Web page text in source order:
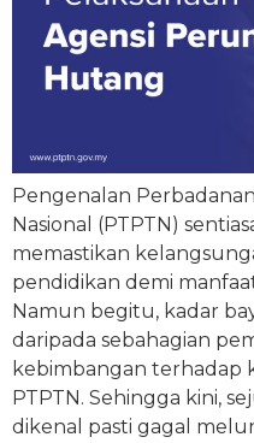
Pengenalan
Nasional (PTPTN)
memastikan
pendidikan demi
Namun begitu, kadar
daripada sebahagian
kebimbangan terhadap
PTPTN. Sehingga kini,
dikenal pasti gagal